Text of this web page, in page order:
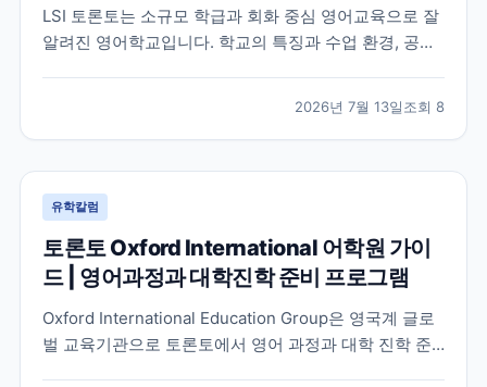
LSI 토론토는 소규모 학급과 회화 중심 영어교육으로 잘
알려진 영어학교입니다. 학교의 특징과 수업 환경, 공식
2026년 7월 13일조회 8
유학칼럼
토론토 Oxford International 어학원 가이
드 | 영어과정과 대학진학 준비 프로그램
Oxford International Education Group은 영국계 글로
벌 교육기관으로 토론토에서 영어 과정과 대학 진학 준